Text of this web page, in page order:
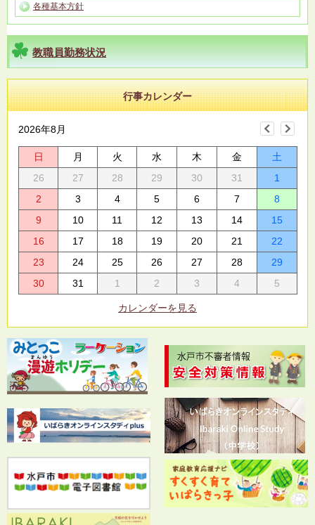
各種基本方針
教職員勤務状況
行事カレンダー
2026年8月
日 月 火 水 木 金
土
26
27 28 29 30 31
1
2
3 4 5 6 7
8
9
10 11 12 13 14
15
16
17 18 19 20 21
22
23
24 25 26 27 28
29
30
31 1 2 3 4 5
カレンダーを見る